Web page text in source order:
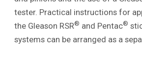
tester. Practical instructions for
the Gleason RSR® and Pentac®
systems can be arranged as a